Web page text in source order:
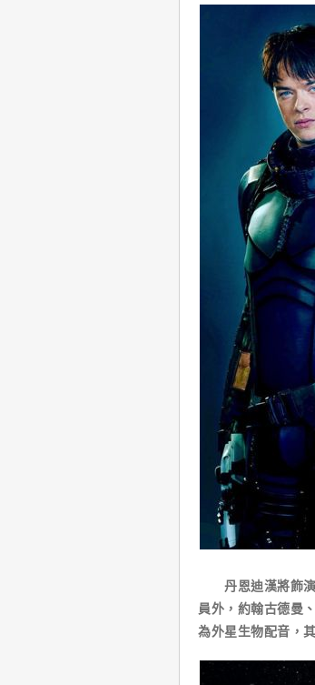
丹恩迪漢將飾演
員外，約翰古德曼
為外星生物配音，